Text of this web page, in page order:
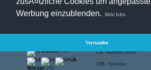
Werbung einzublenden.
Mehr Infos
Verstanden
Besucher:44442908 CS -SniperWar Server
CS -FunYard
Benutzer: 618 CS -Mansion Server
GB-
Beiträge: 285
CSS - Spelunke